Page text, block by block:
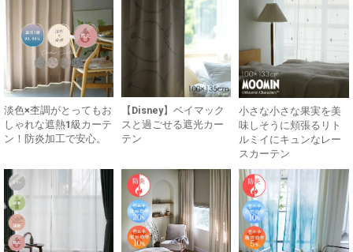
淡色×杢調がとってもお
しゃれな遮熱1級カーテ
ン！防炎加工で安心。
【Disney】ベイマック
スと過ごせる遮光カー
テン
小さな小さな果実を美
味しそうに頬張るリト
ルミイにキュンなレー
スカーテン